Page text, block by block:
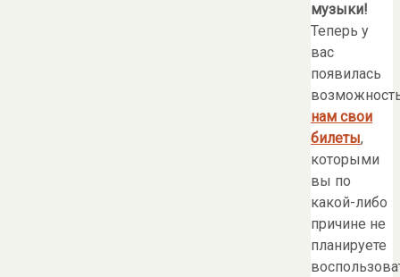
музыки!
Теперь у
вас
появилась
нам свои
билеты,
которыми
вы по
какой-либо
причине не
планируете